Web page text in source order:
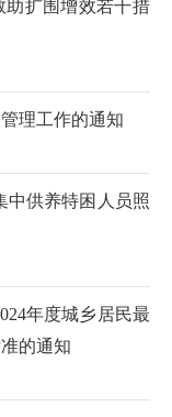
助扩围增效若干措
理工作的通知
中供养特困人员照
年度城乡居民最
的通知